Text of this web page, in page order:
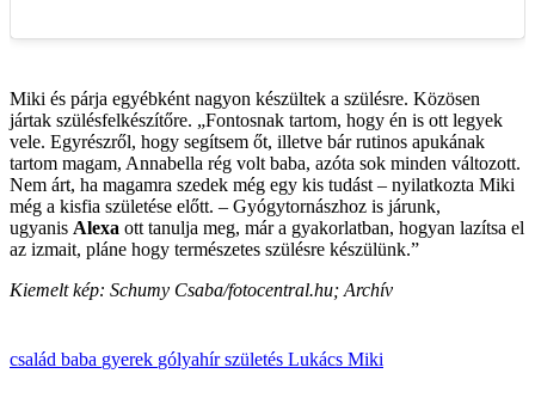
Miki és párja egyébként nagyon készültek a szülésre. Közösen
jártak szülésfelkészítőre. „Fontosnak tartom, hogy én is ott legyek
vele. Egyrészről, hogy segítsem őt, illetve bár rutinos apukának
tartom magam, Annabella rég volt baba, azóta sok minden változott.
Nem árt, ha magamra szedek még egy kis tudást – nyilatkozta Miki
még a kisfia születése előtt. – Gyógytornászhoz is járunk,
ugyanis Alexa ott tanulja meg, már a gyakorlatban, hogyan lazítsa el
az izmait, pláne hogy természetes szülésre készülünk.”
Kiemelt kép: Schumy Csaba/fotocentral.hu; Archív
család baba gyerek gólyahírszületés Lukács Miki